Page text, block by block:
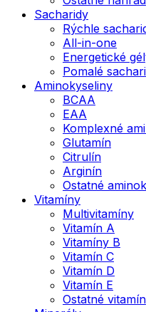
Sacharidy
Rýchle
All-in-one
Energetické
Pomalé
Aminokyseliny
BCAA
EAA
Komplexné
Glutamín
Citrulín
Arginín
Ostatné
Vitamíny
Multivitamíny
Vitamín A
Vitamíny B
Vitamín C
Vitamín D
Vitamín E
Ostatné